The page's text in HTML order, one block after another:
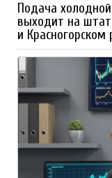
Подача
выходит на
и Красногорском